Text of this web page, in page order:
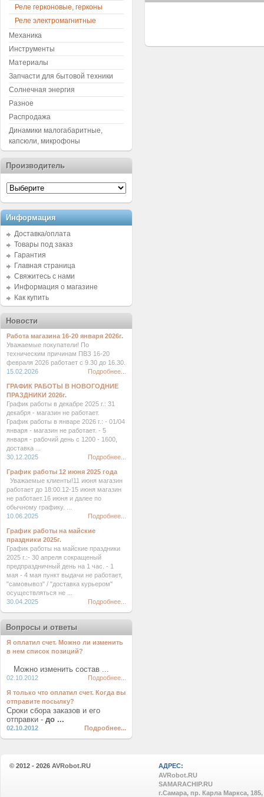
Реле герконовые, герконы
Реле электромагнитные
Механика
Инструменты
Материалы
Запчасти для бытовой техники
Солнечная энергия
Разное
Распродажа
Динамики малогабаритные,
капсюли, микрофоны
Производитель
Информация
Доставка/оплата
Товары под заказ
Гарантия
Главная страница
Свяжитесь с нами
Информация о магазине
Как купить
Новости
Работа магазина 16-20 января 2026г.
Уважаемые покупатели! По
техническим причинам ПВЗ 16-20
февраля 2026 работает с 9.30 до 16.30.
15.02.2026
Подробнее...
ГРАФИК РАБОТЫ В НОВОГОДНИЕ
ПРАЗДНИКИ 2026г.
График работы в декабре 2025 г.: 31
декабря - магазин не работает.
График работы в январе 2026 г.: - 01/04
января - магазин не работает. - 5
января - рабочий день с 1200 - 1600,
доставка ...
30.12.2025
Подробнее...
График работы 12 июня 2025 года
Уважаемые клиенты!11 июня магазин
работает до 18:00.12-15 июня магазин
не работает.16 июня и далее по
обычному графику. ...
10.06.2025
Подробнее...
График работы на майские
праздники 2025г.
График работы на майские праздники
2025 г.:- 30 апреля сокращеный
предпраздничный день на 1 час. - 1
мая - 4 мая пункт выдачи не работает,
"самовывоз" / "доставка курьером"
осуществляться не ...
30.04.2025
Подробнее...
Вопросы и ответы
Я оплатил счет. Можно ли изменить
в нем список позиций?
Можно изменить состав ...
02.10.2012 Подробнее...
Я только что оплатил счет. Когда вы
отправите посылку?
Сроки сбора заказов и его
отправки - до ...
02.10.2012 Подробнее...
© 2012 - 2026 AVRobot.RU
АДРЕС:
AVRobot.RU
SAMARACHIP.RU
г.Самара, пр. Карла Маркса, 185,